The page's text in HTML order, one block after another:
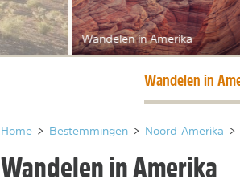
Wandelen in Amerika
Huidige pagina
Wandelen in
Home > Bestemmingen > Noord-Amerika >
Wandelen in Amerika